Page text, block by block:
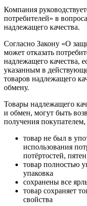
Компания
потребителей» в
надлежащего качества.
Согласно Закону «О
может отказать
надлежащего качества,
указанным в
товаров надлежащего
обмену.
Товары надлежащего
и обмен, могут быть
получения покупателем,
товар не был в
использования
потёртостей,
товар полностью
упаковка
сохранены все
товар сохраняет
свойства